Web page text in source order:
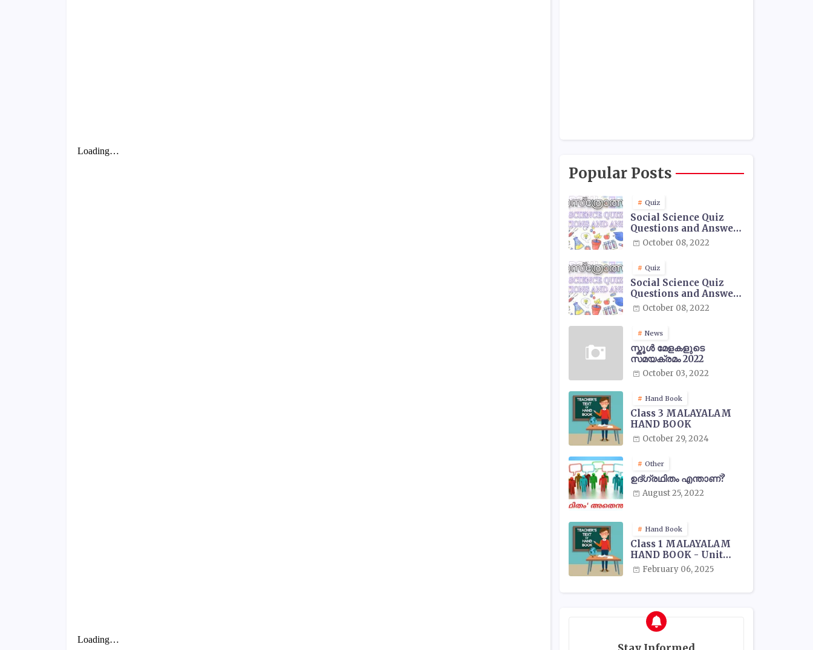
Popular Posts
Quiz
Social Science Quiz
Questions and Answers
- 01October 08, 2022
Quiz
Social Science Quiz
Questions and Answers
- 02October 08, 2022
News
സ്കൂൾ മേളകളുടെ
സമയക്രമം 2022
October 03, 2022
Hand Book
Class 3 MALAYALAM
HAND BOOK
October 29, 2024
Other
ഉദ്ഗ്രഥിതം എന്താണ്?
August 25, 2022
Hand Book
Class 1 MALAYALAM
HAND BOOK - Unit
WiseFebruary 06, 2025